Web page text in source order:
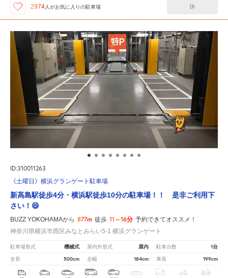
2974 人がお気に入りの駐車場 休
ID:310011263
《土曜日》横浜グランゲート駐車場
新高島駅徒歩4分・横浜駅徒歩10分の駐車場！！ 是非ご利用下
さい！😄
BUZZ YOKOHAMAから 877m 徒歩 11～16分 予約できてオススメ！
神奈川県横浜市西区みなとみらい5-1 横浜グランゲート
駐車場形式 機械式 屋内外形式 屋内 駐車台数 1台
全長 500cm 全幅 184cm 車高 199cm